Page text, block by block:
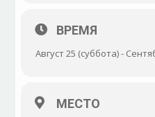
ВРЕМЯ
Август 25 (суббота) -
МЕСТО